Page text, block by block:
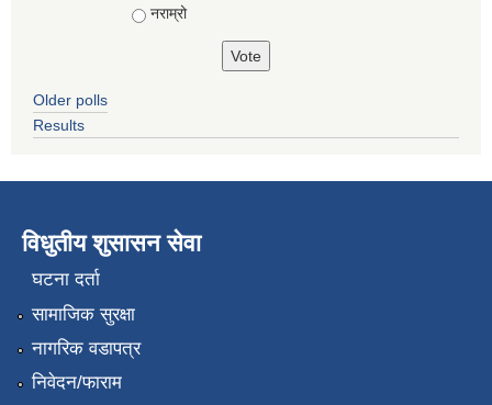
नराम्रो
Older polls
Results
विधुतीय शुसासन सेवा
घटना दर्ता
सामाजिक सुरक्षा
नागरिक वडापत्र
निवेदन/फाराम